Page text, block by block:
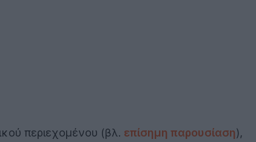
περιεχομένου (βλ. επίσημη παρουσίαση),